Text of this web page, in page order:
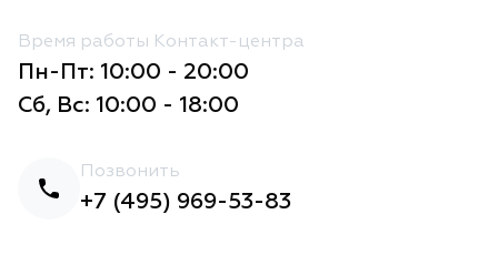
Время работы Контакт-центра
Пн-Пт: 10:00 - 20:00
Сб, Вс: 10:00 - 18:00
Позвонить
+7 (495) 969-53-83